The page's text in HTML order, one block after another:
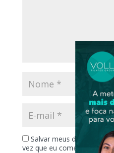
Salvar meus dados neste
vez que eu comentar.